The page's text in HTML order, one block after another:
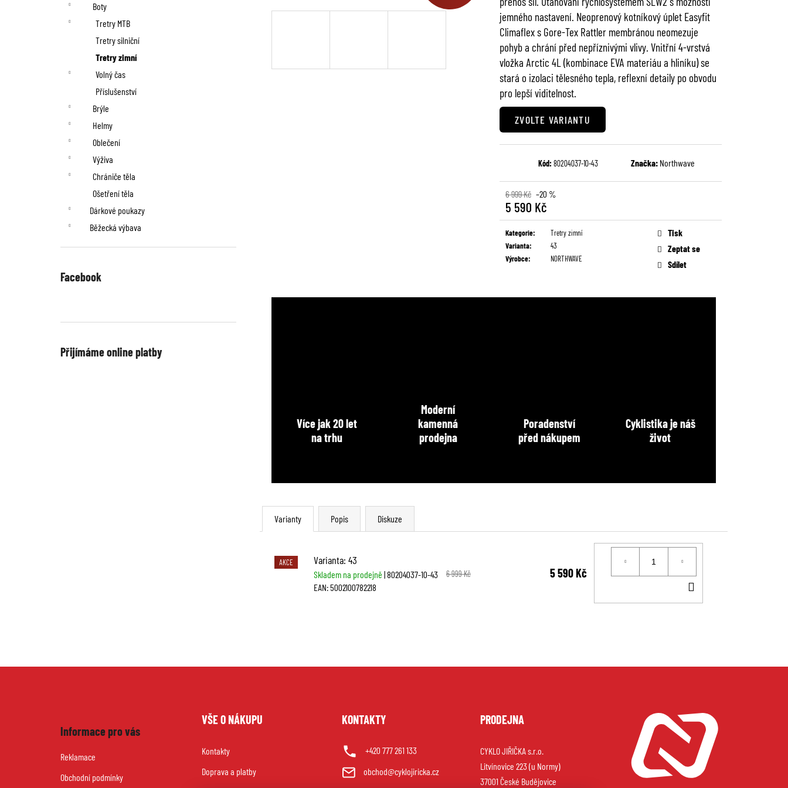
Boty
Tretry MTB
Tretry silniční
Tretry zimní
Volný čas
Příslušenství
Brýle
Helmy
Oblečení
Výživa
Chrániče těla
Ošetření těla
Dárkové poukazy
Běžecká výbava
Facebook
Přijímáme online platby
jemného nastavení. Neoprenový kotníkový úplet Easyfit
Climaflex s Gore-Tex Rattler membránou neomezuje
pohyb a chrání před nepříznivými vlivy. Vnitřní 4-vrstvá
vložka Arctic 4L (kombinace EVA materiáu a hliníku) se
stará o izolaci tělesného tepla, reflexní detaily po obvodu
pro lepší viditelnost.
ZVOLTE VARIANTU
Kód:80204037-10-43 Značka: Northwave
6 999 Kč –20 %
5 590 Kč
Měrná
cena:
Kategorie:
Tretry zimní
Varianta:
43
Výrobce: NORTHWAVE
Tisk
Zeptat se
Sdílet
Více jak 20 let
na trhu
Moderní
kamenná
prodejna
Poradenství
před nákupem
Cyklistika je náš
život
Varianty Popis Diskuze
AKCE Varianta: 43
Skladem na prodejně | 80204037-10-43
EAN:5002100782218
6 999 Kč 5 590 Kč
KOŠÍKU
Informace pro vás
Reklamace
Obchodní podmínky
VŠE O NÁKUPU
Kontakty
Doprava a platby
KONTAKTY
+420 777 261 133
obchod@cyklojiricka.cz
PRODEJNA
CYKLO JIŘIČKA s.r.o.
Litvínovice 223 (u Normy)
37001 České Budějovice